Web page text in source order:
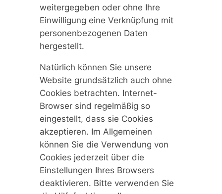
weitergegeben oder ohne Ihre
Einwilligung eine Verknüpfung mit
personenbezogenen Daten
hergestellt.
Natürlich können Sie unsere
Website grundsätzlich auch ohne
Cookies betrachten. Internet-
Browser sind regelmäßig so
eingestellt, dass sie Cookies
akzeptieren. Im Allgemeinen
können Sie die Verwendung von
Cookies jederzeit über die
Einstellungen Ihres Browsers
deaktivieren. Bitte verwenden Sie